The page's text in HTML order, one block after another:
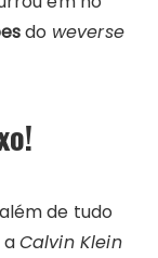
do weverse
de tudo
aCalvin Klein